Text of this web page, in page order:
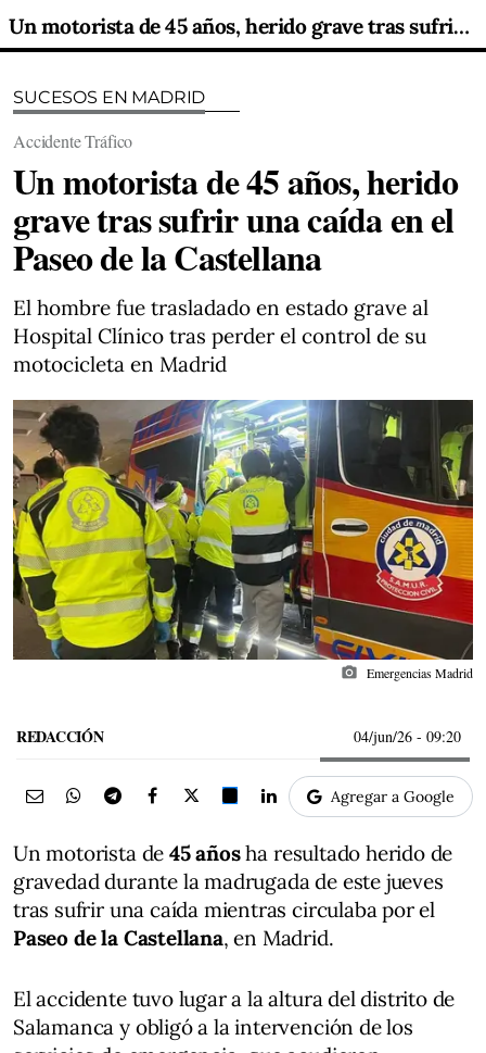
Un motorista de 45 años, herido grave tras sufrir una caída en el Paseo de la Castellana
SUCESOS EN MADRID
Accidente Tráfico
Un motorista de 45 años, herido
grave tras sufrir una caída en el
Paseo de la Castellana
El hombre fue trasladado en estado grave al
Hospital Clínico tras perder el control de su
motocicleta en Madrid
photo_camera Emergencias Madrid
REDACCIÓN 04/jun/26 - 09:20
Agregar a Google
Un motorista de 45 añosha resultado herido de
gravedad durante la madrugada de este jueves
tras sufrir una caída mientras circulaba por el
Paseo de la Castellana, en Madrid.
El accidente tuvo lugar a la altura del distrito de
Salamanca y obligó a la intervención de los